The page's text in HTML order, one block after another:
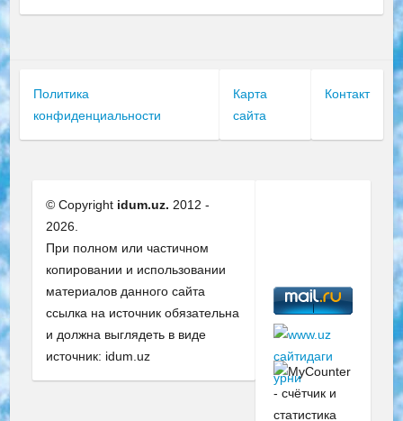
Политика
конфиденциальности
Карта
сайта
Контакт
© Copyright idum.uz. 2012 -
2026.
При полном или частичном
копировании и использовании
материалов данного сайта
ссылка на источник обязательна
и должна выглядеть в виде
источник: idum.uz